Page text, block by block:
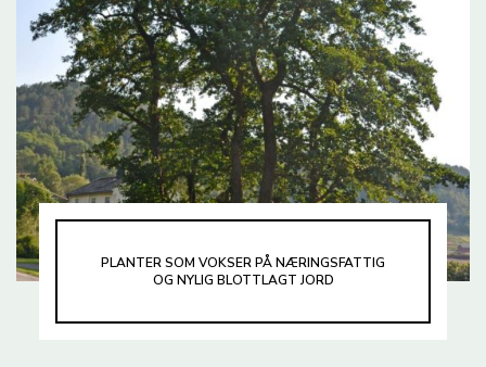
PLANTER SOM VOKSER PÅ NÆRINGSFATTIG
OG NYLIG BLOTTLAGT JORD